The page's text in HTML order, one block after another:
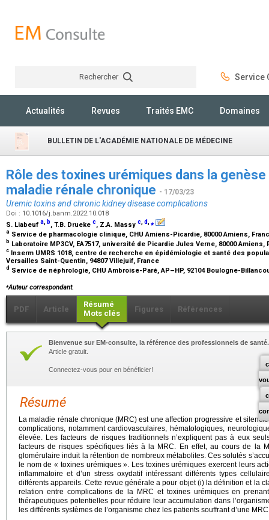
Rechercher Service
Actualités Revues Traités EMC Domaines
BULLETIN DE L'ACADÉMIE NATIONALE DE MÉDECINE
Rôle des toxines urémiques dans la
maladie rénale chronique - 17/03/23
Uremic toxins and chronic kidney disease complications
Doi : 10.1016/j.banm.2022.10.018
S. Liabeuf a, b, T.B. Drueke c, Z.A. Massy c,d,⁎
a Service de pharmacologie clinique, CHU Amiens-Picardie, 80000 Amiens,
b Laboratoire MP3CV, EA7517, université de Picardie Jules Verne, 80000 Amiens,
c Inserm UMRS 1018, centre de recherche en épidémiologie et santé des
Versailles Saint-Quentin, 94807 Villejuif, France
d Service de néphrologie, CHU Ambroise-Paré, AP–HP, 92104 Boulogne-
⁎Auteur correspondant.
PDF Article
Résumé
Mots clés
Figures Références
Bienvenue sur EM-consulte, la référence des professionnels de santé.
Article gratuit.
Connectez-vous pour en bénéficier!
Résumé
La maladie rénale chronique (MRC) est une affection progressive et
complications, notamment cardiovasculaires, hématologiques,
élevée. Les facteurs de risques traditionnels n’expliquent pas à eux
facteurs de risques spécifiques liés à la MRC. En effet, au cours de la
glomérulaire induit la rétention de nombreux métabolites. Ces solutés
le nom de « toxines urémiques ». Les toxines urémiques exercent leurs
inflammatoire et d’un stress oxydatif intéressant différents types
différents appareils. Cette revue générale a pour objet (i) la définition et la
relation entre complications de la MRC et toxines urémiques en
thérapeutiques potentielles pour réduire leur accumulation dans
les différents systèmes de l’organisme chez les patients souffrant d’une